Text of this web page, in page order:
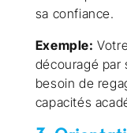
sa confiance.
Exemple:
découragé par
besoin de
capacités